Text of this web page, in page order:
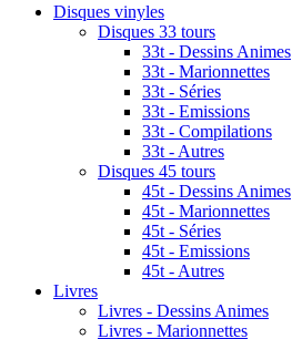
Disques vinyles
Disques 33 tours
33t - Dessins Animes
33t - Marionnettes
33t - Séries
33t - Emissions
33t - Compilations
33t - Autres
Disques 45 tours
45t - Dessins Animes
45t - Marionnettes
45t - Séries
45t - Emissions
45t - Autres
Livres
Livres - Dessins Animes
Livres - Marionnettes